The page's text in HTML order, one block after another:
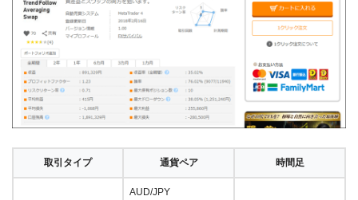
取引タイプ 通貨ペア 時間足
AUD/JPY